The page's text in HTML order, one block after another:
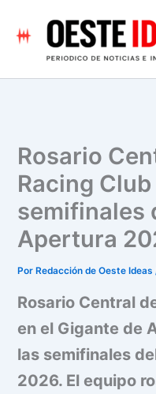
contenido
Rosario
Racing
semifinales
Apertura
Por Redacción de Oeste Ideas
Rosario Central
en el Gigante de
las semifinales
2026. El equipo